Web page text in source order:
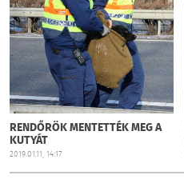
RENDŐRÖK MENTETTÉK MEG A
KUTYÁT
2019.01.11, 14:17